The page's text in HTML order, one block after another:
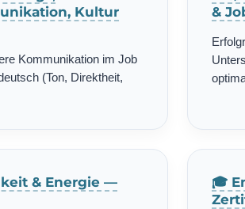
Kultur
Kommunikation im Job
(Ton, Direktheit,
&
& Energie —
🎓